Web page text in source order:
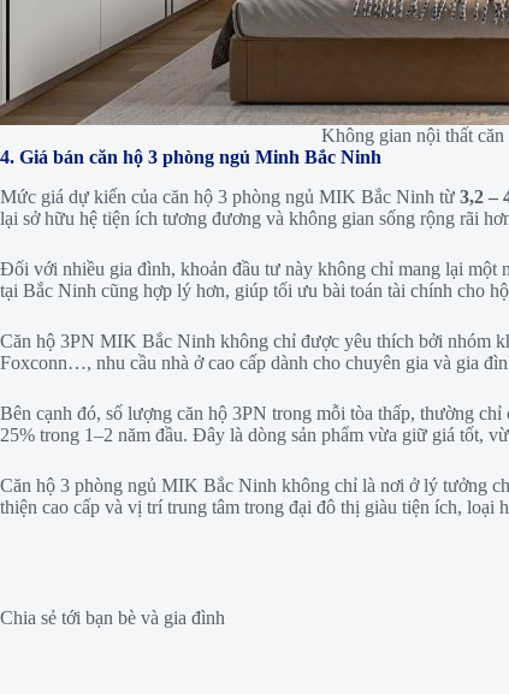
Không gian nội thất
4. Giá bán căn hộ 3 phòng ngủ Minh Bắc Ninh
Mức giá dự kiến của căn hộ 3 phòng ngủ MIK Bắc Ninh từ 3,2 –
lại sở hữu hệ tiện ích tương đương và không gian sống rộng rãi
Đối với nhiều gia đình, khoản đầu tư này không chỉ mang lại một
tại Bắc Ninh cũng hợp lý hơn, giúp tối ưu bài toán tài chính cho
Căn hộ 3PN MIK Bắc Ninh không chỉ được yêu thích bởi nhóm
Foxconn…, nhu cầu nhà ở cao cấp dành cho chuyên gia và gia
Bên cạnh đó, số lượng căn hộ 3PN trong mỗi tòa thấp, thường
25% trong 1–2 năm đầu. Đây là dòng sản phẩm vừa giữ giá tốt,
Căn hộ 3 phòng ngủ MIK Bắc Ninh không chỉ là nơi ở lý tưởng
thiện cao cấp và vị trí trung tâm trong đại đô thị giàu tiện ích, loại
Chia sẻ tới bạn bè và gia đình